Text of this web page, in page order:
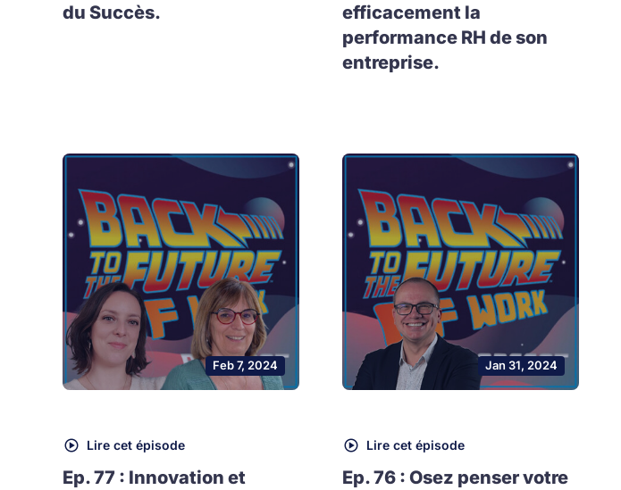
du Succès.
efficacement la
performance RH de son
entreprise.
Feb 7, 2024
Lire cet épisode
Ep. 77 : Innovation et
Jan 31, 2024
Lire cet épisode
Ep. 76 : Osez penser votre